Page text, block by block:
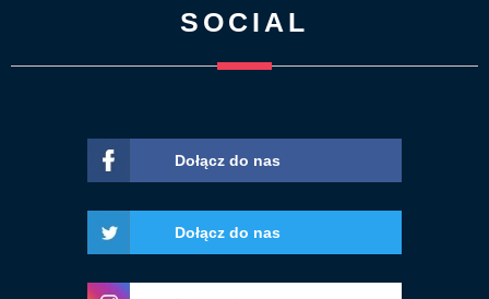
SOCIAL
Dołącz do nas
Dołącz do nas